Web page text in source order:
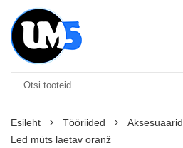
Esileht Tööriided Aksesuaarid
Led müts laetav oranž